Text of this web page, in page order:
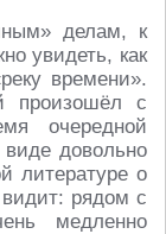
делам, к
увидеть, как
времени».
произошёл с
очередной
довольно
литературе о
рядом с
медленно